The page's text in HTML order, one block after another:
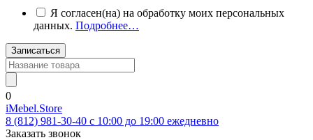
Я согласен(на) на обработку моих персональных
данных. Подробнее…
Записаться
0
iMebel.Store
8 (812) 981-30-40 c 10:00 до 19:00 ежедневно
Заказать звонок